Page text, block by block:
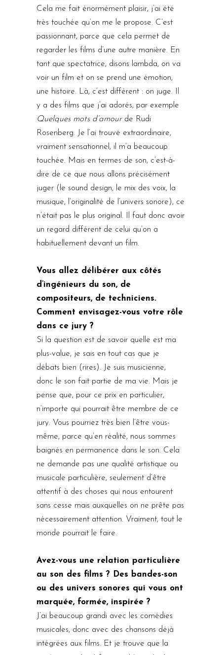
Cela me fait énormément plaisir, j’ai été
très touchée qu’on me le propose. C’est
passionnant, parce que cela permet de
regarder les films d’une autre manière. En
tant que spectatrice, disons lambda, on va
voir un film et on se prend une émotion,
une histoire. Là, c’est différent : on juge. Il
y a des films que j’ai adorés, par exemple
Quelques mots d’amourde Rudi
Rosenberg. Je l’ai trouvé extraordinaire,
vraiment sensationnel, il m’a beaucoup
touchée. Mais en termes de son, c’est-à-
dire de ce que nous allons précisément
juger (le sound design, le mix des voix, la
musique, l’originalité de l’univers sonore), ce
n’était pas le plus original. Il faut donc avoir
un regard différent de celui qu’on a
habituellement devant un film.
Vous allez délibérer aux côtés
d’ingénieurs du son, de
compositeurs, de techniciens.
Comment envisagez-vous votre rôle
dans ce jury ?
Si la question est de savoir quelle est ma
plus-value, je sais en tout cas que je
débats bien (rires). Je suis musicienne,
donc le son fait partie de ma vie. Mais je
pense que, pour ce prix en particulier,
n’importe qui pourrait être membre de ce
jury. Vous pourriez très bien l’être vous-
même, parce qu’en réalité, nous sommes
baignés en permanence dans le son. Cela
ne demande pas une qualité artistique ou
musicale particulière, seulement d’être
attentif à des choses qui nous entourent
sans cesse mais auxquelles on ne prête pas
nécessairement attention. Vraiment, tout le
monde pourrait le faire.
Avez-vous une relation particulière
au son des films ? Des bandes-son
ou des univers sonores qui vous ont
marquée, formée, inspirée ?
J’ai beaucoup grandi avec les comédies
musicales, donc avec des chansons déjà
intégrées aux films. Et je trouve que la